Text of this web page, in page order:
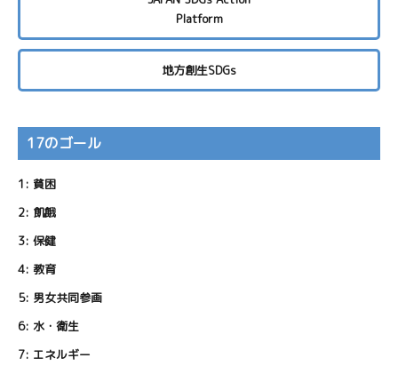
Platform
地方創生SDGs
17のゴール
1: 貧困
2: 飢餓
3: 保健
4: 教育
5: 男女共同参画
6: 水・衛生
7: エネルギー